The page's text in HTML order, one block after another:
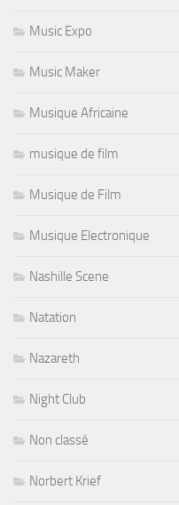
Music Expo
Music Maker
Musique Africaine
musique de film
Musique de Film
Musique Electronique
Nashille Scene
Natation
Nazareth
Night Club
Non classé
Norbert Krief